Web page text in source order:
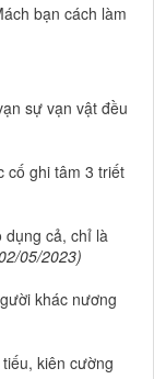
bạn cách làm
sự vạn vật đều
cố ghi tâm 3 triết
dụng cả, chỉ là
05/2023)
khác nương
kiên cường